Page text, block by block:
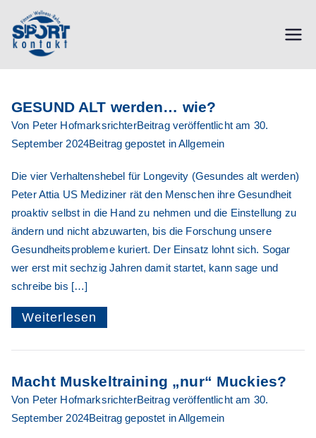
Inhalt
springen
SPORTkont
akt |
Fitness,
Reha,
Sauna,
Wellness,
Abnehmen
Metten/Deg
GESUND ALT werden… wie?
Von Peter HofmarksrichterBeitrag veröffentlicht am 30.
September 2024Beitrag gepostet inAllgemein
Die vier Verhaltenshebel für Longevity (Gesundes alt werden)
Peter Attia US Mediziner rät den Menschen ihre Gesundheit
proaktiv selbst in die Hand zu nehmen und die Einstellung zu
ändern und nicht abzuwarten, bis die Forschung unsere
Gesundheitsprobleme kuriert. Der Einsatz lohnt sich. Sogar
wer erst mit sechzig Jahren damit startet, kann sage und
schreibe bis […]
Weiterlesen
Macht Muskeltraining „nur“ Muckies?
Von Peter HofmarksrichterBeitrag veröffentlicht am 30.
September 2024Beitrag gepostet inAllgemein